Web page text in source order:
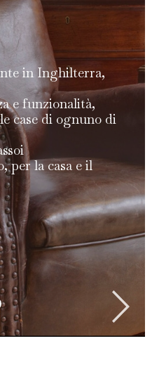
arreda con
delle persone
lavoro di
sceglie arredi e
confortevoli dal
e per un senso